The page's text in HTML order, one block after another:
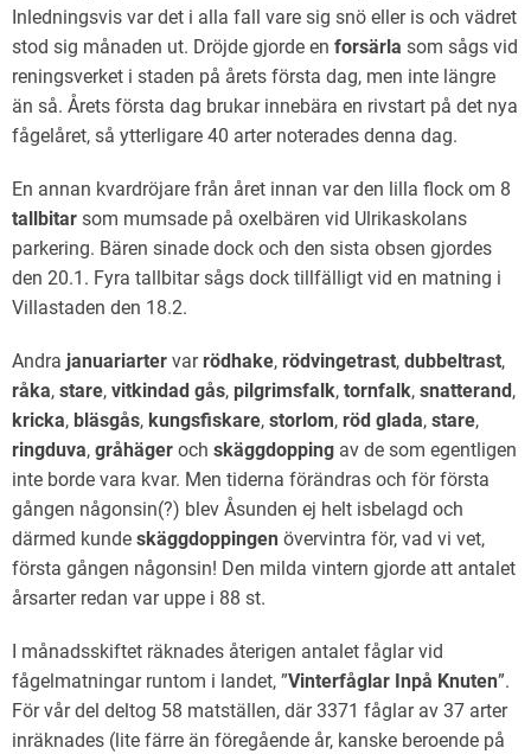
Inledningsvis var det i alla fall vare sig snö eller is och vädret
stod sig månaden ut. Dröjde gjorde en forsärla som sågs vid
reningsverket i staden på årets första dag, men inte längre
än så. Årets första dag brukar innebära en rivstart på det nya
fågelåret, så ytterligare 40 arter noterades denna dag.
En annan kvardröjare från året innan var den lilla flock om 8
tallbitar som mumsade på oxelbären vid Ulrikaskolans
parkering. Bären sinade dock och den sista obsen gjordes
den 20.1. Fyra tallbitar sågs dock tillfälligt vid en matning i
Villastaden den 18.2.
Andra januariarter varrödhake, rödvingetrast, dubbeltrast,
råka, stare, vitkindad gås, pilgrimsfalk, tornfalk, snatterand,
kricka, bläsgås, kungsfiskare, storlom, röd glada, stare,
ringduva, gråhäger och skäggdopping av de som egentligen
inte borde vara kvar. Men tiderna förändras och för första
gången någonsin(?) blev Åsunden ej helt isbelagd och
därmed kunde skäggdoppingen övervintra för, vad vi vet,
första gången någonsin! Den milda vintern gjorde att antalet
årsarter redan var uppe i 88 st.
I månadsskiftet räknades återigen antalet fåglar vid
fågelmatningar runtom i landet, ”Vinterfåglar Inpå Knuten”.
För vår del deltog 58 matställen, där 3371 fåglar av 37 arter
inräknades (lite färre än föregående år, kanske beroende på